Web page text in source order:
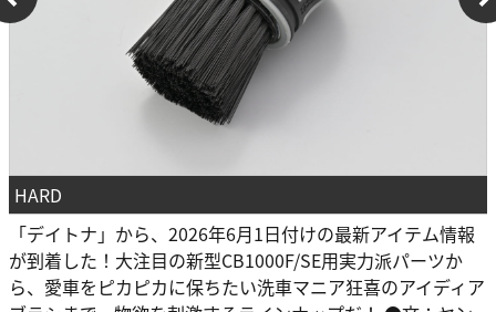
HARD
「デイトナ」から、2026年6月1日付けの最新アイテム情報
が到着した！大注目の新型CB1000F/SE用実力派パーツか
ら、愛車をピカピカに保ちたい洗車マニア狂喜のアイディア